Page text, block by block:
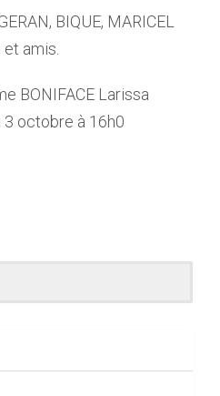
BIQUE, MARICEL
amis.
BONIFACE Larissa
octobre à 16h0